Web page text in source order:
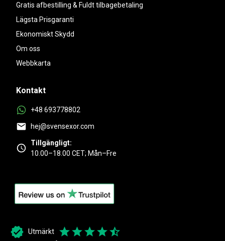
Gratis afbestilling & Fuldt tilbagebetaling
Lägsta Prisgaranti
Ekonomiskt Skydd
Om oss
Webbkarta
Kontakt
+48 693778802
hej@svensexor.com
Tillgängligt:
10.00–18.00 CET; Mån–Fre
Utmärkt